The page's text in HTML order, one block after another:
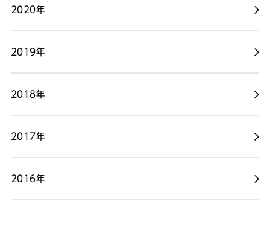
2020年
2019年
2018年
2017年
2016年